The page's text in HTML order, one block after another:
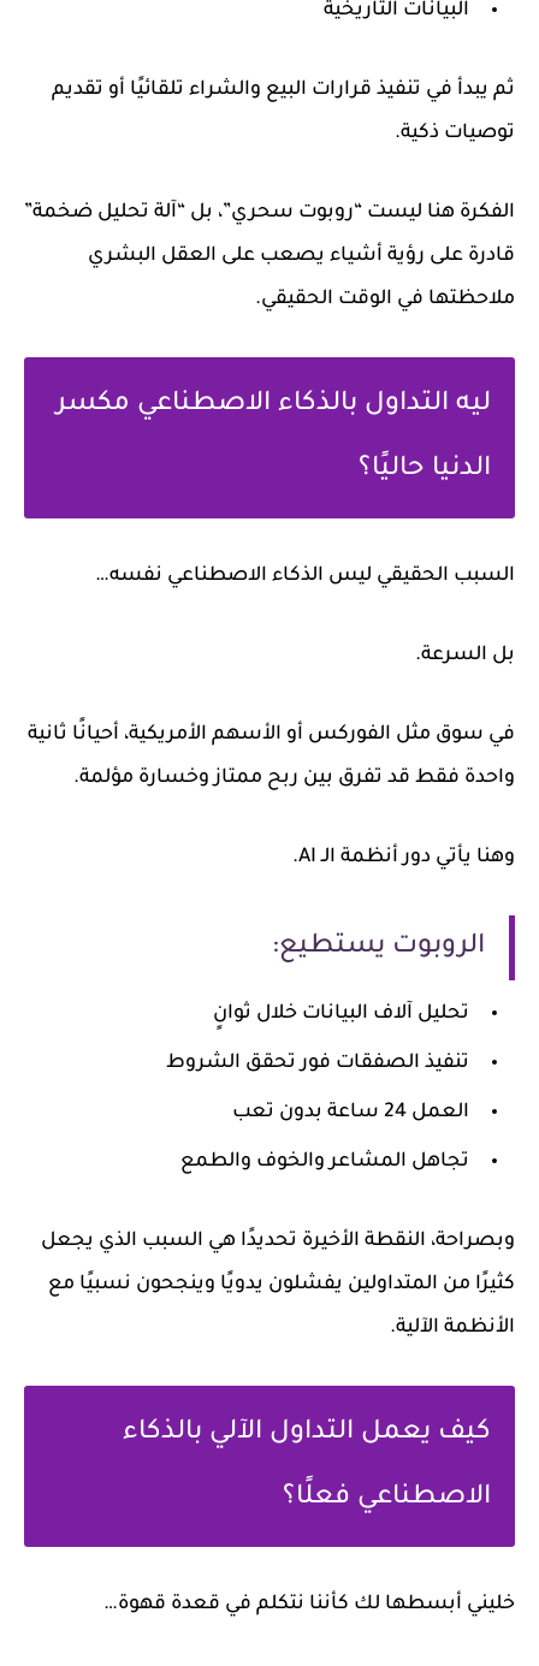
البيانات التاريخية
ثم يبدأ في تنفيذ قرارات البيع والشراء تلقائيًا أو تقديم
توصيات ذكية.
الفكرة هنا ليست “روبوت سحري”، بل “آلة تحليل ضخمة”
قادرة على رؤية أشياء يصعب على العقل البشري
ملاحظتها في الوقت الحقيقي.
ليه التداول بالذكاء الاصطناعي مكسر
الدنيا حاليًا؟
السبب الحقيقي ليس الذكاء الاصطناعي نفسه…
بل السرعة.
في سوق مثل الفوركس أو الأسهم الأمريكية، أحيانًا ثانية
واحدة فقط قد تفرق بين ربح ممتاز وخسارة مؤلمة.
وهنا يأتي دور أنظمة الـ AI.
الروبوت يستطيع:
تحليل آلاف البيانات خلال ثوانٍ
تنفيذ الصفقات فور تحقق الشروط
العمل 24 ساعة بدون تعب
تجاهل المشاعر والخوف والطمع
وبصراحة، النقطة الأخيرة تحديدًا هي السبب الذي يجعل
كثيرًا من المتداولين يفشلون يدويًا وينجحون نسبيًا مع
الأنظمة الآلية.
كيف يعمل التداول الآلي بالذكاء
الاصطناعي فعلًا؟
خليني أبسطها لك كأننا نتكلم في قعدة قهوة…